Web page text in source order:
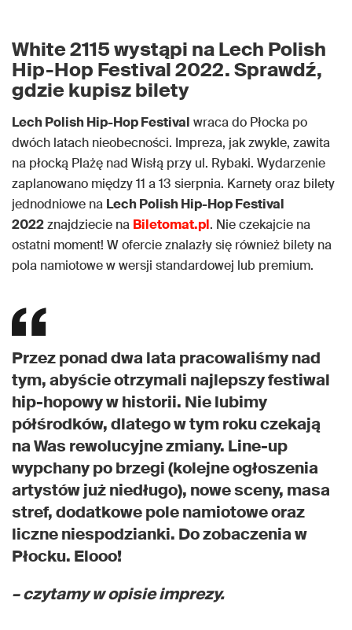
White 2115 wystąpi na Lech Polish
Hip-Hop Festival 2022. Sprawdź,
gdzie kupisz bilety
Lech Polish Hip-Hop Festival wraca do Płocka po
dwóch latach nieobecności. Impreza, jak zwykle, zawita
na płocką Plażę nad Wisłą przy ul. Rybaki. Wydarzenie
zaplanowano między 11 a 13 sierpnia. Karnety oraz bilety
jednodniowe na Lech Polish Hip-Hop Festival
2022znajdziecie na Biletomat.pl. Nie czekajcie na
ostatni moment! W ofercie znalazły się również bilety na
pola namiotowe w wersji standardowej lub premium.
Przez ponad dwa lata pracowaliśmy nad
tym, abyście otrzymali najlepszy festiwal
hip-hopowy w historii. Nie lubimy
półśrodków, dlatego w tym roku czekają
na Was rewolucyjne zmiany. Line-up
wypchany po brzegi (kolejne ogłoszenia
artystów już niedługo), nowe sceny, masa
stref, dodatkowe pole namiotowe oraz
liczne niespodzianki. Do zobaczenia w
Płocku. Elooo!
– czytamy w opisie imprezy.